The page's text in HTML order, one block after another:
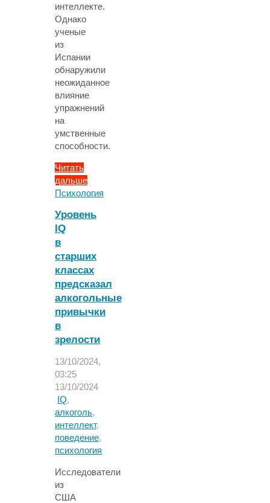
интеллекте.
Однако
ученые
из
Испании
обнаружили
неожиданное
влияние
упражнений
на
умственные
способности.
Читать
дальше
"Занятия
повлияли
на
IQ"
Психология
Уровень
IQ
в
старших
классах
предсказал
алкогольные
привычки
в
зрелости
13/10/2024,
03:25
13/10/2024
IQ,
алкоголь,
интеллект,
поведение,
психология
Исследователи
из
США